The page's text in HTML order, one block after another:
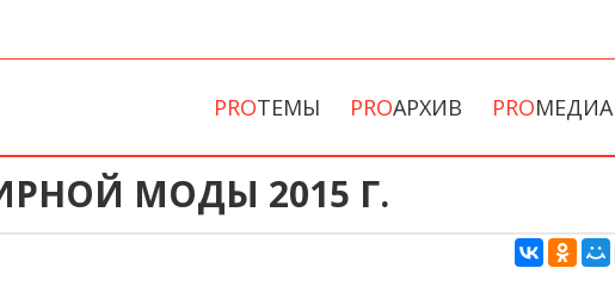
PROТЕМЫ PROАРХИВ PROМЕДИА
МОДЫ 2015 Г.